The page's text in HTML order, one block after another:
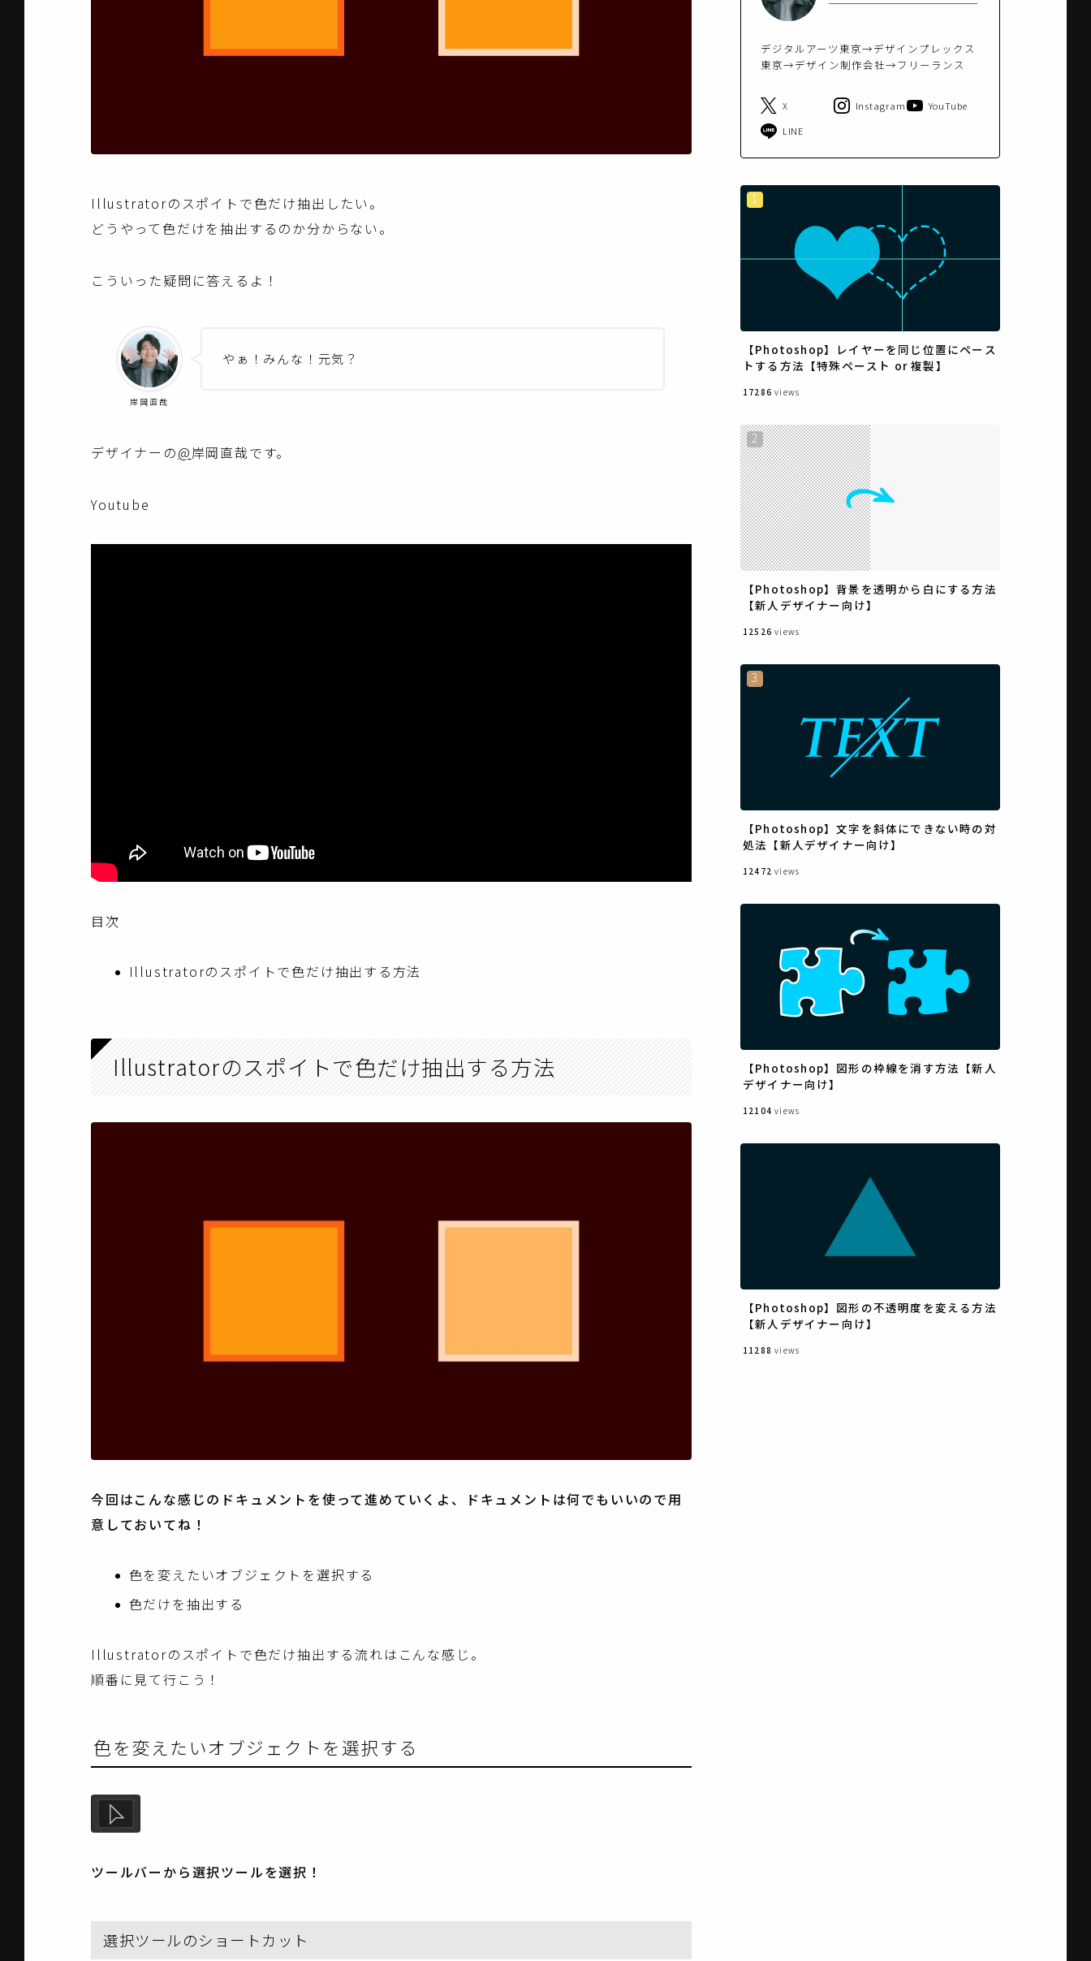
Illustratorのスポイトで色だけ抽出したい。
どうやって色だけを抽出するのか分からない。
こういった疑問に答えるよ！
岸岡直哉
やぁ！みんな！元気？
デザイナーの@岸岡直哉です。
Youtube
目次
Illustratorのスポイトで色だけ抽出する方法
Illustratorのスポイトで色だけ抽出する方法
今回はこんな感じのドキュメントを使って進めていくよ、ドキュメントは何でもいいので用
意しておいてね！
色を変えたいオブジェクトを選択する
色だけを抽出する
Illustratorのスポイトで色だけ抽出する流れはこんな感じ。
順番に見て行こう！
色を変えたいオブジェクトを選択する
ツールバーから選択ツールを選択！
選択ツールのショートカット
デジタルアーツ東京→デザインプレックス
東京→デザイン制作会社→フリーランス
X Instagram
YouTube
LINE
【Photoshop】レイヤーを同じ位置にペース
トする方法【特殊ペースト or 複製】
17286 views
【Photoshop】背景を透明から白にする方法
【新人デザイナー向け】
12526 views
【Photoshop】文字を斜体にできない時の対
処法【新人デザイナー向け】
12472 views
【Photoshop】図形の枠線を消す方法【新人
デザイナー向け】
12104 views
【Photoshop】図形の不透明度を変える方法
【新人デザイナー向け】
11288 views